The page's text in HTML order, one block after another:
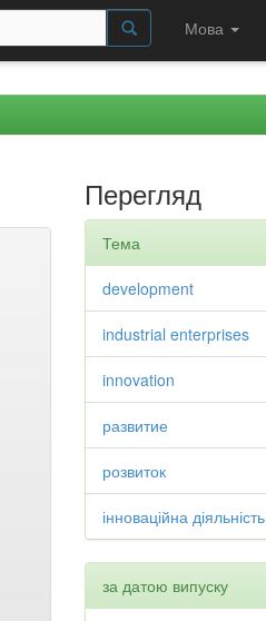
Мова
Перегляд
Тема
development
industrial enterprises
innovation
развитие
розвиток
інноваційна діяльність
за датою випуску